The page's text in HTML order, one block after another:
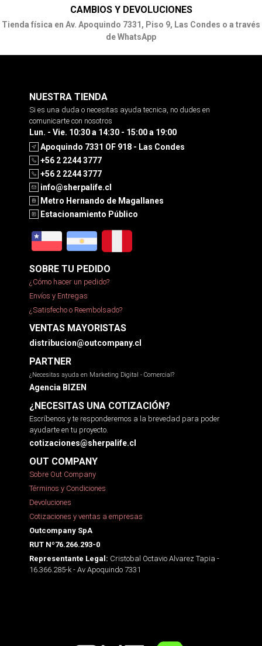
CAMBIOS Y DEVOLUCIONES
Tienda física en Av. Apoquindo 7331, Piso 9, Las Condes o a través
de WhatsApp
NUESTRA TIENDA
Si es una duda o necesitas ayuda tecnica, no dudes en
comunicarte con nosotros
Lun. - Vie. 10:30 a 14:30 - 15:00 a 19:00
Apoquindo 7331 OF 918 - Las Condes
+56 2 2244 3777
+56 2 2244 3777
info@sherpalife.cl
Metro Hernando de Magallanes
Estacionamiento Público
SOBRE TU PEDIDO
¿Cómo hacer un pedido?
Envíos y Entregas
¿Satisfecho o Reembolsado?
VENTAS MAYORISTAS
distribucion@outcompany.cl
PARTNER
¿Necesitas ayuda en Marketing Digital - Comercial?
Agencia BIZEN
¿NECESITAS UNA COTIZACIÓN?
Escríbenos y te responderemos a la brevedad para poder
ayudarte en tu proyecto.
cotizaciones@sherpalife.cl
OUT COMPANY
Sobre Out Company
Términos y Condiciones
Devoluciones
Cotizaciones y ventas a empresas
Outcompany SpA
RUT Nº76.266.293-0
Representante Legal: Cristobal Octavio Alvarez Tapia -
16.366.285-k - Av Apoquindo 7331